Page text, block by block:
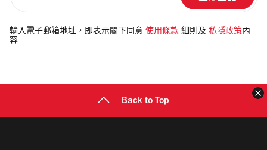
電
郵
輸入電子郵箱地址，即表示閣下同意 使用條款 細則及 私隱政策 內
容
Back to Top